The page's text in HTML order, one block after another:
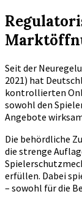
Seit der
2021) hat
kontrollierten
sowohl den
Angebote
Die behördliche
die strenge
erfüllen. Dabei
– sowohl für die